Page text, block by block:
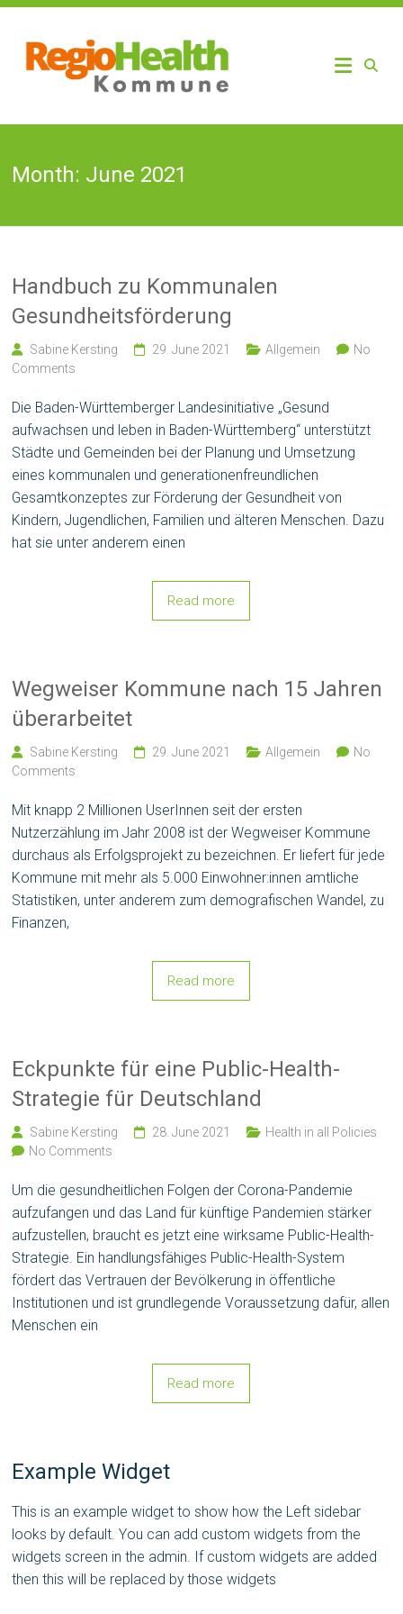
Skip
contentRegio
Health
RegioHealth
Kommune
Month: June 2021
Handbuch zu Kommunalen
Gesundheitsförderung
Sabine Kersting 29. June 2021 Allgemein
No
Comments
Die Baden-Württemberger Landesinitiative „Gesund
aufwachsen und leben in Baden-Württemberg“ unterstützt
Städte und Gemeinden bei der Planung und Umsetzung
eines kommunalen und generationenfreundlichen
Gesamtkonzeptes zur Förderung der Gesundheit von
Kindern, Jugendlichen, Familien und älteren Menschen. Dazu
hat sie unter anderem einen
Read more
Wegweiser Kommune nach 15 Jahren
überarbeitet
Sabine Kersting 29. June 2021 Allgemein
No
Comments
Mit knapp 2 Millionen UserInnen seit der ersten
Nutzerzählung im Jahr 2008 ist der Wegweiser Kommune
durchaus als Erfolgsprojekt zu bezeichnen. Er liefert für jede
Kommune mit mehr als 5.000 Einwohner:innen amtliche
Statistiken, unter anderem zum demografischen Wandel, zu
Finanzen,
Read more
Eckpunkte für eine Public-Health-
Strategie für Deutschland
Sabine Kersting 28. June 2021
Health in all Policies
No Comments
Um die gesundheitlichen Folgen der Corona-Pandemie
aufzufangen und das Land für künftige Pandemien stärker
aufzustellen, braucht es jetzt eine wirksame Public-Health-
Strategie. Ein handlungsfähiges Public-Health-System
fördert das Vertrauen der Bevölkerung in öffentliche
Institutionen und ist grundlegende Voraussetzung dafür, allen
Menschen ein
Read more
Example Widget
This is an example widget to show how the Left sidebar
looks by default. You can add custom widgets from the
widgets screen in the admin. If custom widgets are added
then this will be replaced by those widgets